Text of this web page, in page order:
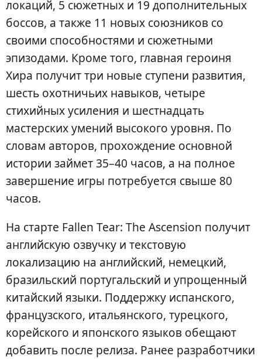
локаций, 5 сюжетных и 19 дополнительных
боссов, а также 11 новых союзников со
своими способностями и сюжетными
эпизодами. Кроме того, главная героиня
Хира получит три новые ступени развития,
шесть охотничьих навыков, четыре
стихийных усиления и шестнадцать
мастерских умений высокого уровня. По
словам авторов, прохождение основной
истории займет 35–40 часов, а на полное
завершение игры потребуется свыше 80
часов.
На старте Fallen Tear: The Ascension получит
английскую озвучку и текстовую
локализацию на английский, немецкий,
бразильский португальский и упрощенный
китайский языки. Поддержку испанского,
французского, итальянского, турецкого,
корейского и японского языков обещают
добавить после релиза. Ранее разработчики